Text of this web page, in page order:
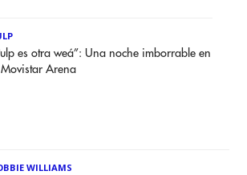
es otra weá”: Una noche imborrable en
Arena
WILLIAMS